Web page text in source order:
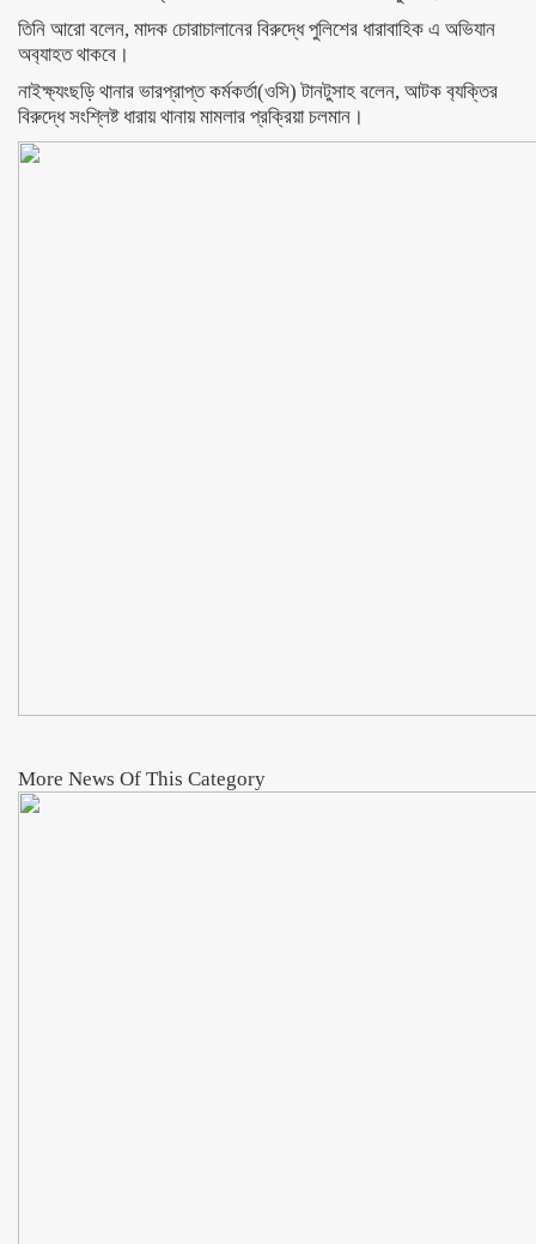
তিনি আরো বলেন, মাদক চোরাচালানের বিরুদ্ধে পুলিশের ধারাবাহিক এ অভিযান
অব‌্যাহত থাকবে।
নাইক্ষ‌্যংছড়ি থানার ভারপ্রাপ্ত কর্মকর্তা(ওসি) টানটুসাহ বলেন, আটক ব‌্যক্তির
বিরুদ্ধে সংশ্লিষ্ট ধারায় থানায় মামলার প্রক্রিয়া চলমান।
More News Of This Category